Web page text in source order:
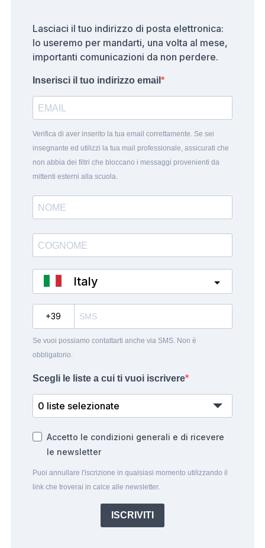
Lasciaci il tuo indirizzo di posta elettronica:
lo useremo per mandarti, una volta al mese,
importanti comunicazioni da non perdere.
Inserisci il tuo indirizzo email
Verifica di aver inserito la tua email correttamente. Se sei
insegnante ed utilizzi la tua mail professionale, assicurati che
non abbia dei filtri che bloccano i messaggi provenienti da
mittenti esterni alla scuola.
Italy
Se vuoi possiamo contattarti anche via SMS. Non è
obbligatorio.
Scegli le liste a cui ti vuoi iscrivere
0 liste selezionate
Accetto le condizioni generali e di ricevere
le newsletter
Puoi annullare l'iscrizione in qualsiasi momento utilizzando il
link che troverai in calce alle newsletter.
ISCRIVITI